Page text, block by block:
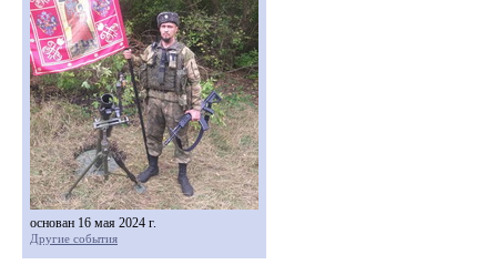
основан 16 мая 2024 г.
Другие события